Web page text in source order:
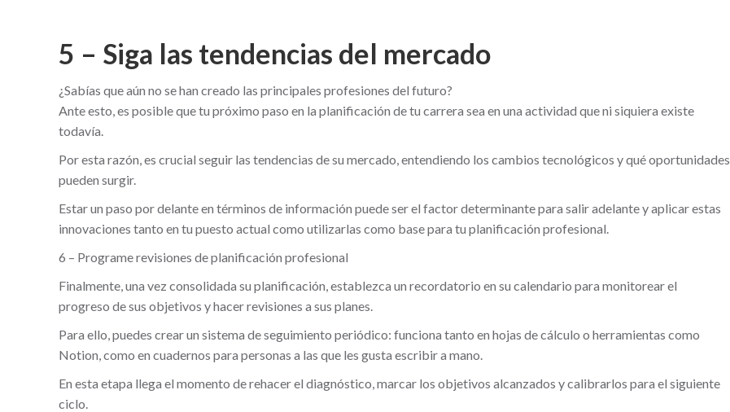
5 – Siga las tendencias del mercado
¿Sabías que aún no se han creado las principales profesiones del futuro?
Ante esto, es posible que tu próximo paso en la planificación de tu carrera sea en una actividad que ni siquiera existe
todavía.
Por esta razón, es crucial seguir las tendencias de su mercado, entendiendo los cambios tecnológicos y qué oportunidades
pueden surgir.
Estar un paso por delante en términos de información puede ser el factor determinante para salir adelante y aplicar estas
innovaciones tanto en tu puesto actual como utilizarlas como base para tu planificación profesional.
6 – Programe revisiones de planificación profesional
Finalmente, una vez consolidada su planificación, establezca un recordatorio en su calendario para monitorear el
progreso de sus objetivos y hacer revisiones a sus planes.
Para ello, puedes crear un sistema de seguimiento periódico: funciona tanto en hojas de cálculo o herramientas como
Notion, como en cuadernos para personas a las que les gusta escribir a mano.
En esta etapa llega el momento de rehacer el diagnóstico, marcar los objetivos alcanzados y calibrarlos para el siguiente
ciclo.